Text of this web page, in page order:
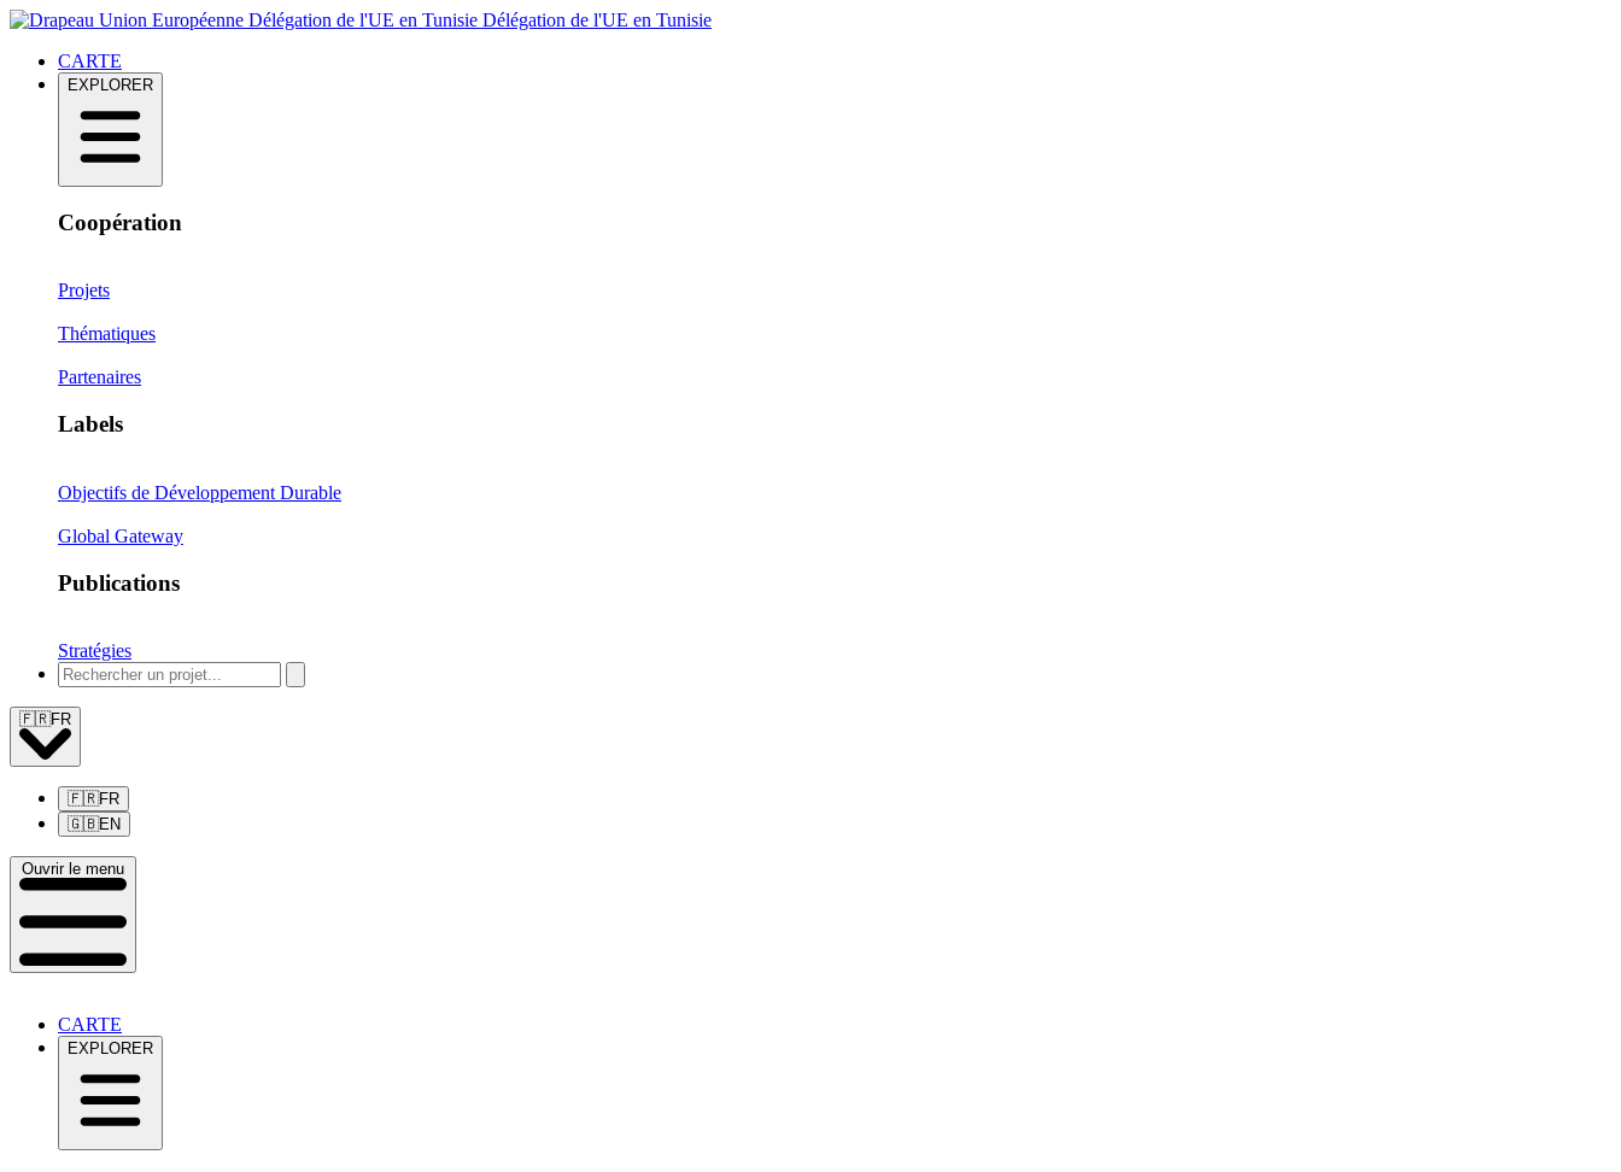
Délégation de l'UE en Tunisie Délégation de l'UE en Tunisie
CARTE
EXPLORER
Coopération
Projets
Thématiques
Partenaires
Labels
Objectifs de Développement Durable
Global Gateway
Publications
Stratégies
🇫🇷FR
🇫🇷FR
🇬🇧EN
Ouvrir le menu
CARTE
EXPLORER